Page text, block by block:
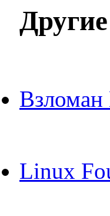
Взломан
Linux